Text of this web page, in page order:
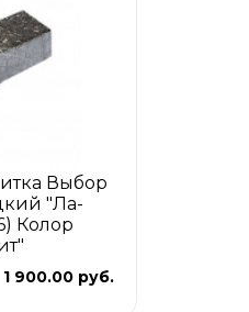
Выбор
"Ла-
Колор
1 900.00 руб.